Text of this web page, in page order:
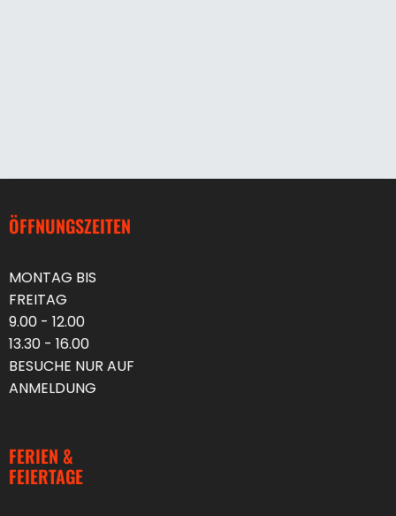
ÖFFNUNGSZEITEN
MONTAG BIS
FREITAG
9.00 - 12.00
13.30 - 16.00
BESUCHE NUR AUF
ANMELDUNG
FERIEN &
FEIERTAGE